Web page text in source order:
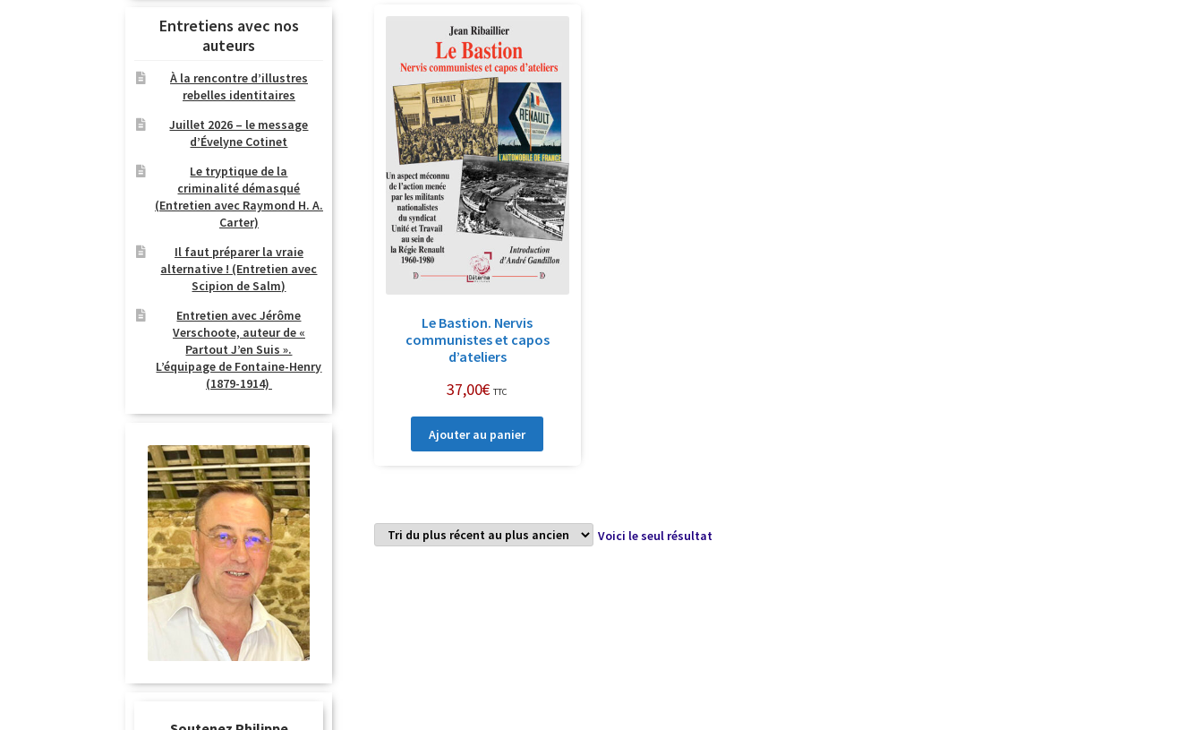
Le Bastion. Nervis
communistes et capos
d’ateliers
37,00€ TTC
Ajouter au panier
Voici le seul résultat
Entretiens avec nos
auteurs
À la rencontre d’illustres
rebelles identitaires
Juillet 2026 – le message
d’Évelyne Cotinet
Le tryptique de la
criminalité démasqué
(Entretien avec Raymond H. A.
Carter)
Il faut préparer la vraie
alternative ! (Entretien avec
Scipion de Salm)
Entretien avec Jérôme
Verschoote, auteur de «
Partout J’en Suis ».
L’équipage de Fontaine-Henry
(1879-1914)